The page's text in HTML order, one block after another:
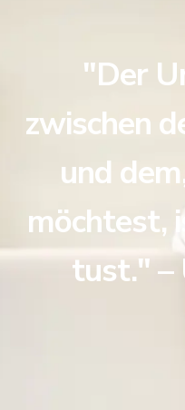
"Der
zwischen
und
möchtest,
tust." –